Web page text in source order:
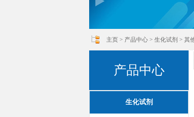
主页 > 产品中心 > 生化试剂 > 其
产品中心
生化试剂